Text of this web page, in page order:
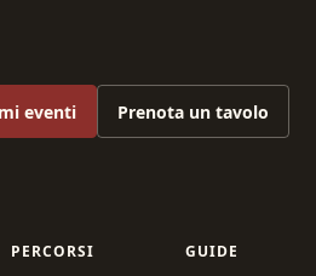
eventi Prenota un tavolo
PERCORSI GUIDE